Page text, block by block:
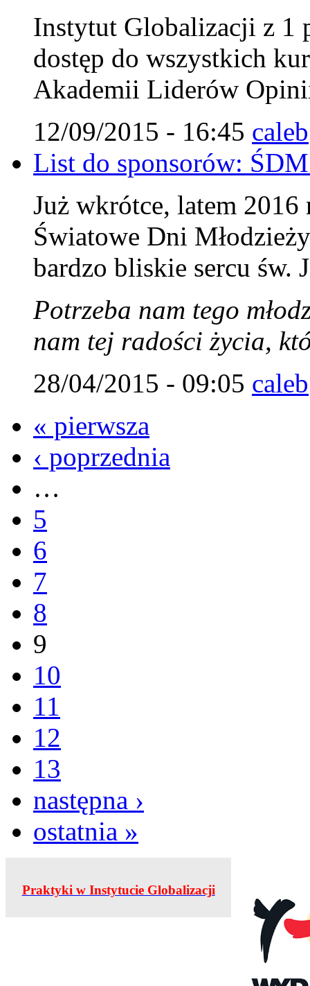
Instytut Globalizacji z 1
dostęp do wszystkich
Akademii Liderów
12/09/2015 - 16:45 caleb
List do sponsorów:
Już wkrótce, latem
Światowe Dni
bardzo bliskie sercu św.
Potrzeba nam tego
nam tej radości życia,
28/04/2015 - 09:05 caleb
« pierwsza
‹ poprzednia
…
5
6
7
8
9
10
11
12
13
następna ›
ostatnia »
Praktyki w Instytucie Globalizacji